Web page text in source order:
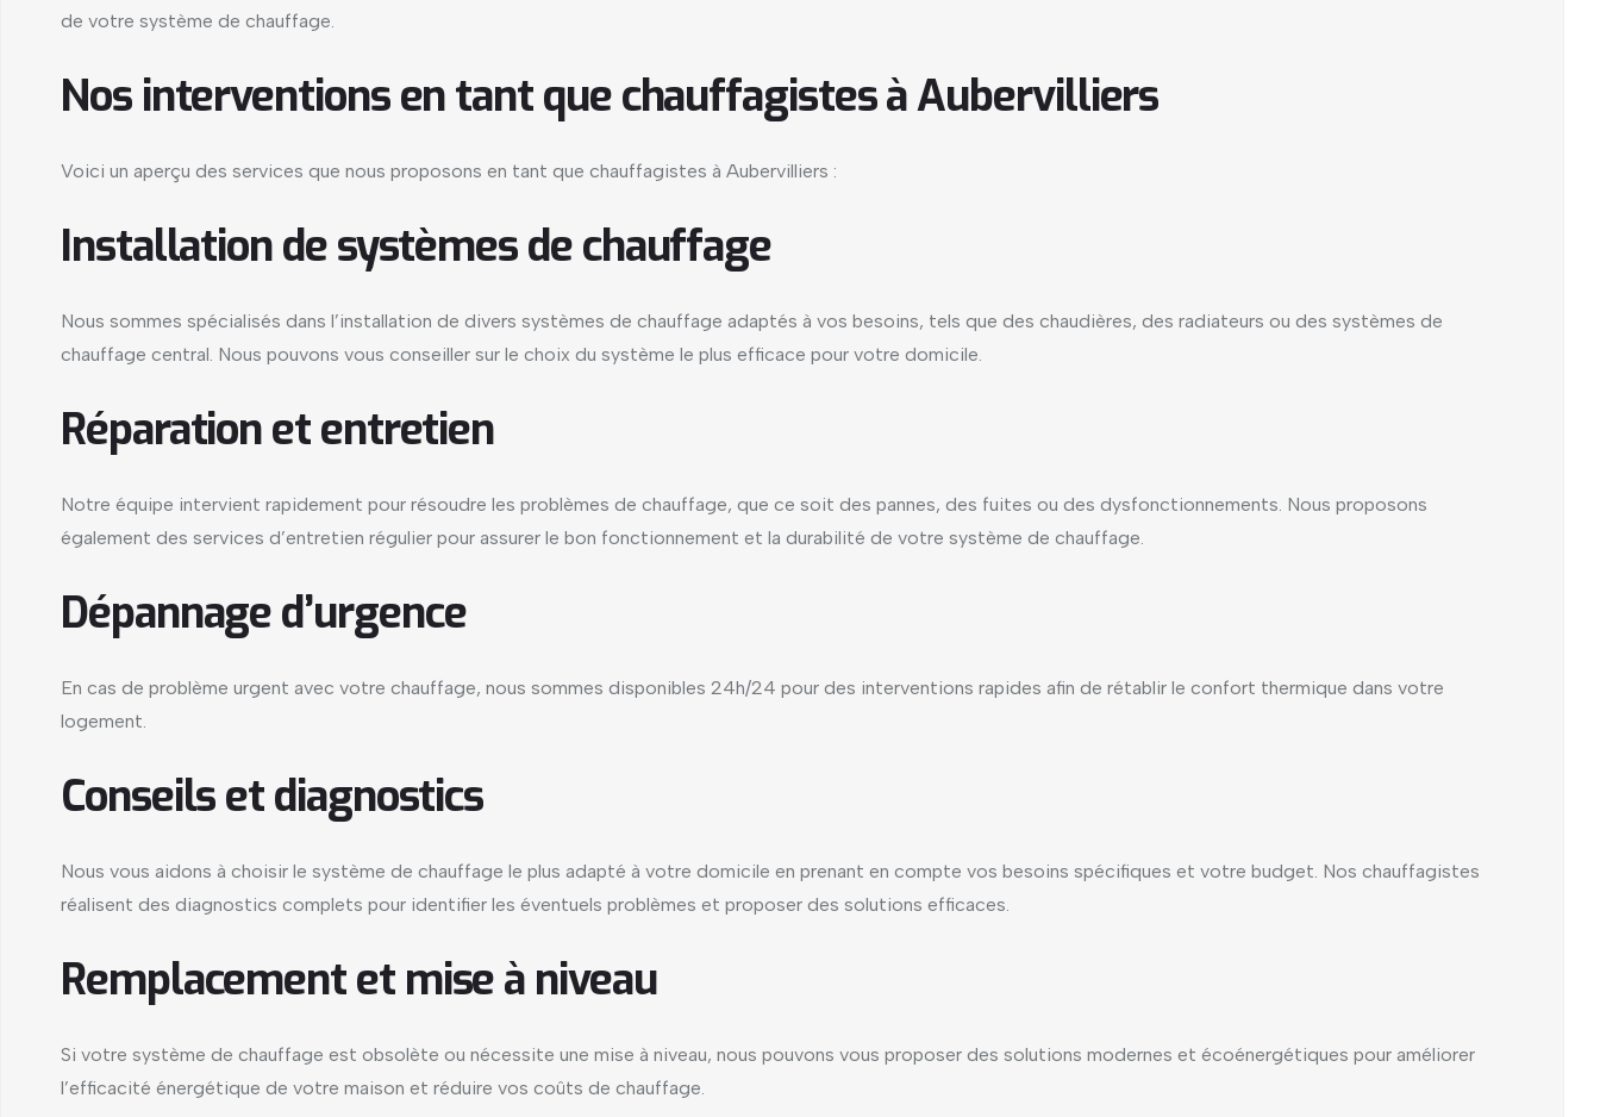
de votre système de chauffage.
Nos interventions en tant que chauffagistes à Aubervilliers
Voici un aperçu des services que nous proposons en tant que chauffagistes à Aubervilliers :
Installation de systèmes de chauffage
Nous sommes spécialisés dans l’installation de divers systèmes de chauffage adaptés à vos besoins, tels que des chaudières, des radiateurs ou des systèmes de
chauffage central. Nous pouvons vous conseiller sur le choix du système le plus efficace pour votre domicile.
Réparation et entretien
Notre équipe intervient rapidement pour résoudre les problèmes de chauffage, que ce soit des pannes, des fuites ou des dysfonctionnements. Nous proposons
également des services d’entretien régulier pour assurer le bon fonctionnement et la durabilité de votre système de chauffage.
Dépannage d’urgence
En cas de problème urgent avec votre chauffage, nous sommes disponibles 24h/24 pour des interventions rapides afin de rétablir le confort thermique dans votre
logement.
Conseils et diagnostics
Nous vous aidons à choisir le système de chauffage le plus adapté à votre domicile en prenant en compte vos besoins spécifiques et votre budget. Nos chauffagistes
réalisent des diagnostics complets pour identifier les éventuels problèmes et proposer des solutions efficaces.
Remplacement et mise à niveau
Si votre système de chauffage est obsolète ou nécessite une mise à niveau, nous pouvons vous proposer des solutions modernes et écoénergétiques pour améliorer
l’efficacité énergétique de votre maison et réduire vos coûts de chauffage.